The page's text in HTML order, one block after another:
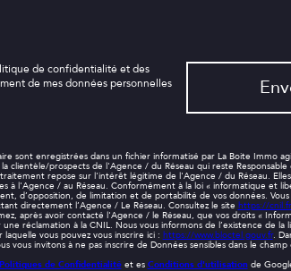
de confidentialité et des
de mes données personnelles
sont enregistrées dans un fichier informatisé par La Boite Immo
clientèle/prospects de l'Agence / du Réseau qui reste Responsable
repose sur l'intérêt légitime de l'Agence / du Réseau.
à l'Agence / au Réseau. Conformément à la loi « informatique et
d’opposition, de limitation et de portabilité de vos données.
directement l’Agence / Le Réseau. Consultez le site https://
après avoir contacté l'Agence / le Réseau, que vos droits «
réclamation à la CNIL. Nous vous informons de l’existence de la
vous pouvez vous inscrire ici : https://www.bloctel.gouv.fr.
vous invitons à ne pas inscrire de Données sensibles dans le champ
Politiques de Confidentialitéet es Conditions d'utilisationde